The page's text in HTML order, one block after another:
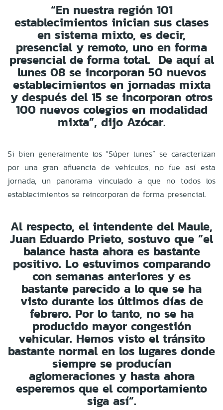
“En nuestra región 101
establecimientos inician sus clases
en sistema mixto, es decir,
presencial y remoto, uno en forma
presencial de forma total. De aquí al
lunes 08 se incorporan 50 nuevos
establecimientos en jornadas mixta
y después del 15 se incorporan otros
100 nuevos colegios en modalidad
mixta”, dijo Azócar.
Si bien generalmente los “Súper lunes” se caracterizan
por una gran afluencia de vehículos, no fue así esta
jornada, un panorama vinculado a que no todos los
establecimientos se reincorporan de forma presencial.
Al respecto, el intendente del Maule,
Juan Eduardo Prieto, sostuvo que “el
balance hasta ahora es bastante
positivo. Lo estuvimos comparando
con semanas anteriores y es
bastante parecido a lo que se ha
visto durante los últimos días de
febrero. Por lo tanto, no se ha
producido mayor congestión
vehicular. Hemos visto el tránsito
bastante normal en los lugares donde
siempre se producían
aglomeraciones y hasta ahora
esperemos que el comportamiento
siga así”.